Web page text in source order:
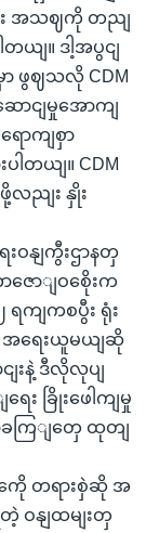
ား အသဈကို တညျ
ယျ။ ဒါ့အပွငျ
ာ ဖွဈသလို CDM
ာငျမှုအောကျ
ာကျစှာ
ါတယျ။ CDM
ဖို့လညျး နှိုး
းဝနျကွီးဌာနတှ
ဇောျဝစေိုးက
ကျကစပွီး ရုံး
အရေးယူမယျဆို
းနဲ့ ဒီလိုလုပျ
း ခြိုးဖေါကျမှု
ခကြျတှေ ထုတျ
ကေို တရားစှဲဆို အ
ဝနျထမျးတှ